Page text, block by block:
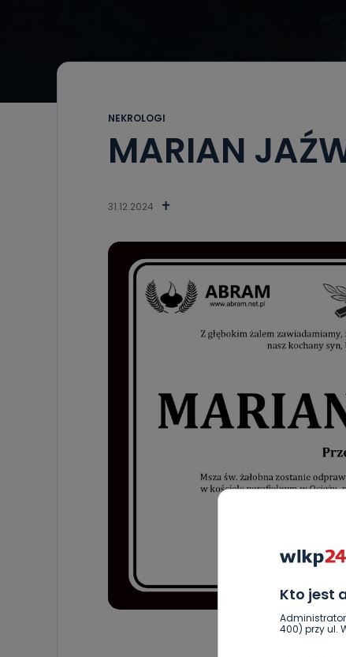
Kto jest
400) przy ul.
NEKROLOGI
MARIAN
31.12.2024